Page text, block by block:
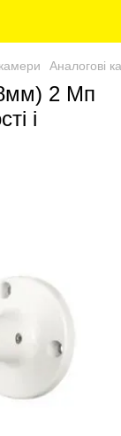
Аналогові
2 Мп
і